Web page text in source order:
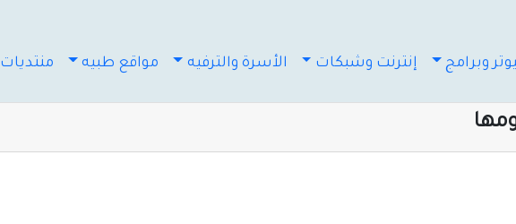
وبرامج إنترنت وشبكات الأسرة والترفيه مواقع طبيه منتديات